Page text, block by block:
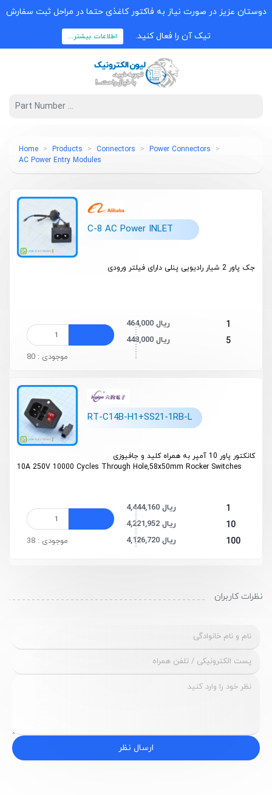
دوستان عزیز در صورت نیاز به فاکتور کاغذی حتما در مراحل ثبت سفارش
تیک آن را فعال کنید. اطلاعات بیشتر...
Home Products Connectors
Power Connectors
AC Power Entry Modules
C-8 AC Power INLET
جک پاور 2 شیار رادیویی پنلی دارای فیلتر ورودی
1 464,000 ریال
5
448,000 ریال
موجودی : 80
RT-C14B-H1+SS21-1RB-L
کانکتور پاور 10 آمپر به همراه کلید و جافیوزی
10A 250V 10000 Cycles Through Hole,58x50mm Rocker Switches
1 4,444,160 ریال
10 4,221,952 ریال
100 4,126,720 ریال موجودی : 38
نظرات کاربران
ارسال نظر